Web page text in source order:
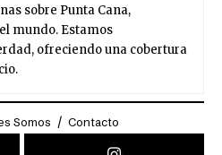
sobre Punta Cana,
mundo. Estamos
ofreciendo una cobertura
Somos Contacto